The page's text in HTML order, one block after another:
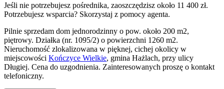
Jeśli nie potrzebujesz pośrednika, zaoszczędzisz około 11 400 zł.
Potrzebujesz wsparcia? Skorzystaj z pomocy agenta.
Pilnie sprzedam dom jednorodzinny o pow. około 200 m2,
piętrowy. Działka (nr. 1095/2) o powierzchni 1260 m2.
Nieruchomość zlokalizowana w pięknej, cichej okolicy w
miejscowości Kończyce Wielkie, gmina Hażlach, przy ulicy
Długiej. Cena do uzgodnienia. Zainteresowanych proszę o kontakt
telefoniczny.